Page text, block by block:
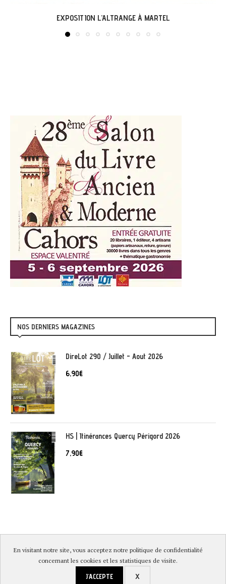
En visitant notre site, vous acceptez notre politique de confidentialité
concernant les cookies et les statistiques de visite.
J'ACCEPTE X
LABASTIDE-DU-VERT : EXPO « ARBONIRISME »
NOS DERNIERS MAGAZINES
DireLot 290 / Juillet - Aout 2026
6,90€
HS | Itinérances Quercy Périgord 2026
7,90€
© DireLot 2019 |Mentions légales & Politique de confidentialité|
Conditions générales de vente|Paiement sécurisé et livraison